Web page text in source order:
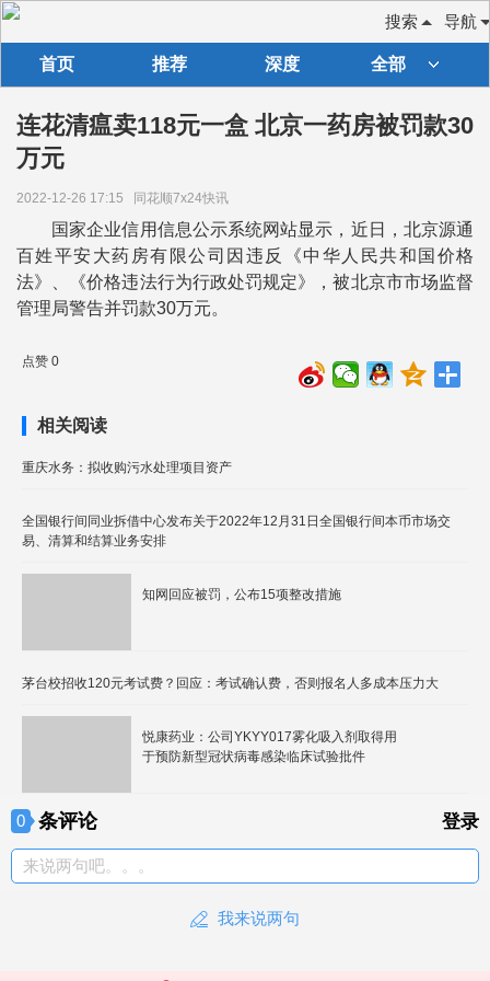
导航
搜索
首页 推荐 深度 全部
连花清瘟卖118元一盒 北京一药房被罚款30
万元
2022-12-26 17:15 同花顺7x24快讯
国家企业信用信息公示系统网站显示，近日，北京源通
百姓平安大药房有限公司因违反《中华人民共和国价格
法》、《价格违法行为行政处罚规定》，被北京市市场监督
管理局警告并罚款30万元。
点赞 0
相关阅读
重庆水务：拟收购污水处理项目资产
全国银行间同业拆借中心发布关于2022年12月31日全国银行间本币市场交
易、清算和结算业务安排
知网回应被罚，公布15项整改措施
茅台校招收120元考试费？回应：考试确认费，否则报名人多成本压力大
悦康药业：公司YKYY017雾化吸入剂取得用
于预防新型冠状病毒感染临床试验批件
0 条评论 登录
来说两句吧。。。
我来说两句